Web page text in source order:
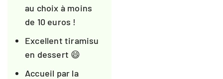
au choix à moins
de 10 euros !
Excellent tiramisu
en dessert 😄
Accueil par la